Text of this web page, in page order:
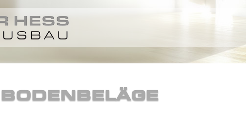
BODENBELÄGE